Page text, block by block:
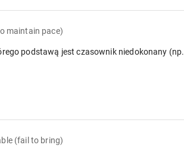
maintain pace)
podstawą jest czasownik niedokonany (np.
(fail to bring)